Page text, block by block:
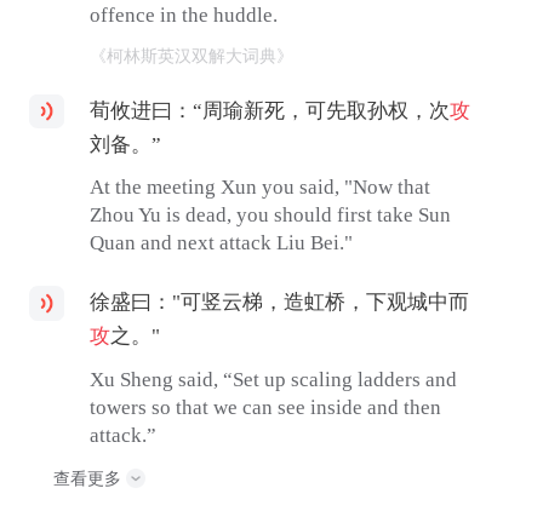
offence in the huddle.
《柯林斯英汉双解大词典》
荀攸进曰：“周瑜新死，可先取孙权，次攻
刘备。”
At the meeting Xun you said, "Now that
Zhou Yu is dead, you should first take Sun
Quan and next attack Liu Bei."
徐盛曰："可竖云梯，造虹桥，下观城中而
攻之。"
Xu Sheng said, “Set up scaling ladders and
towers so that we can see inside and then
attack.”
查看更多